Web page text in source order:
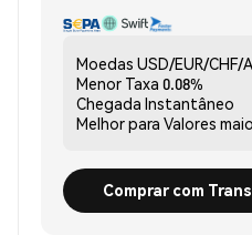
Moedas USD/EUR/CHF/
Menor Taxa 0.08%
Chegada Instantâneo
Melhor para Valores
Comprar com